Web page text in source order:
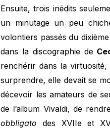
Ensuite, trois inédits
un minutage un peu
volontiers passés du
dans la discographie de
renchérir dans la
surprendre, elle devait se
décevoir les amateurs de
de l’album Vivaldi, de
obbligato des XVIIe et